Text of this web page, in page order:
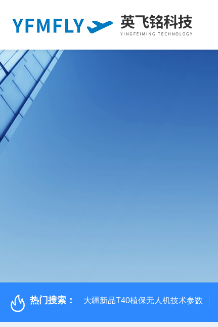
热门搜索： 大疆新品T40植保无人机技术参数